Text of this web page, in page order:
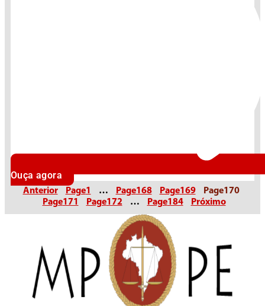
Ouça agora
Anterior Page1 … Page168 Page169 Page170
Page171 Page172 … Page184 Próximo